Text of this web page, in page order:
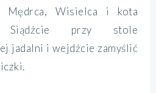
Mędrca, Wisielca i kota
Siądźcie przy stole
jadalni i wejdźcie zamyślić